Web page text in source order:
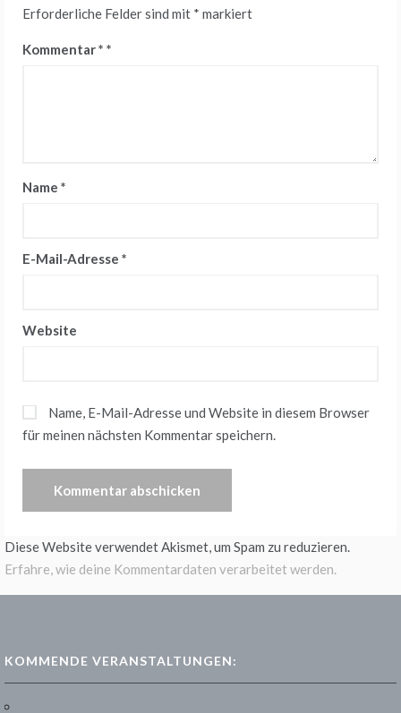
Erforderliche Felder sind mit * markiert
Kommentar*
Name *
E-Mail-Adresse *
Website
Name, E-Mail-Adresse und Website in diesem Browser
für meinen nächsten Kommentar speichern.
Diese Website verwendet Akismet, um Spam zu reduzieren.
Erfahre, wie deine Kommentardaten verarbeitet werden.
KOMMENDE VERANSTALTUNGEN: